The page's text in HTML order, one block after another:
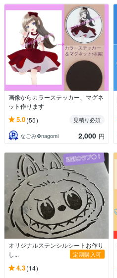
画像からカラーステッカー、マグネ
ット作ります
5.0(55)
見積り必須
なごみ✤nagomi
2,000 円
オリジナルステンシルシートお作り
し...
定期購入可
4.3(14)